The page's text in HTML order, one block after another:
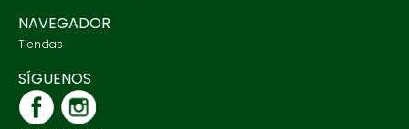
NAVEGADOR
Tiendas
SÍGUENOS